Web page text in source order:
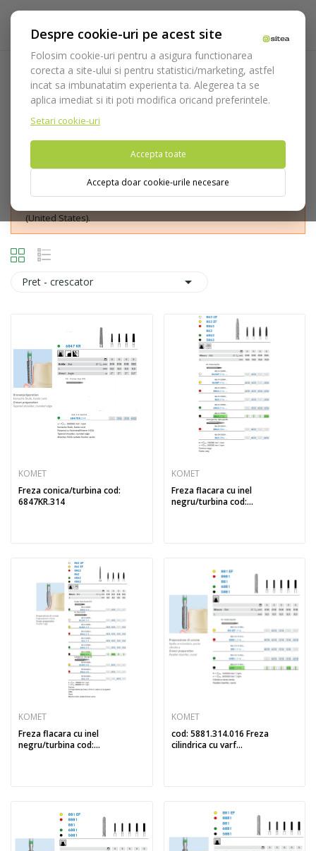
Despre cookie-uri pe acest site
Folosim cookie-uri pentru a asigura functionarea
corecta a site-ului si pentru statistici/marketing, astfel
incat sa imbunatatim experienta ta. Alegerea ta se
aplica imediat si iti poti modifica oricand preferintele.
Setari cookie-uri
Accepta toate
Accepta doar cookie-urile necesare
Preparatii coroane
Acasa Consumabile Freze
Freze diamantate
Preparare
(United States).
Pret - crescator 
KOMET
Freza conica/turbina cod:
6847KR.314
KOMET
Freza flacara cu inel
negru/turbina cod:...
KOMET
Freza flacara cu inel
negru/turbina cod:...
KOMET
cod: 5881.314.016 Freza
cilindrica cu varf...